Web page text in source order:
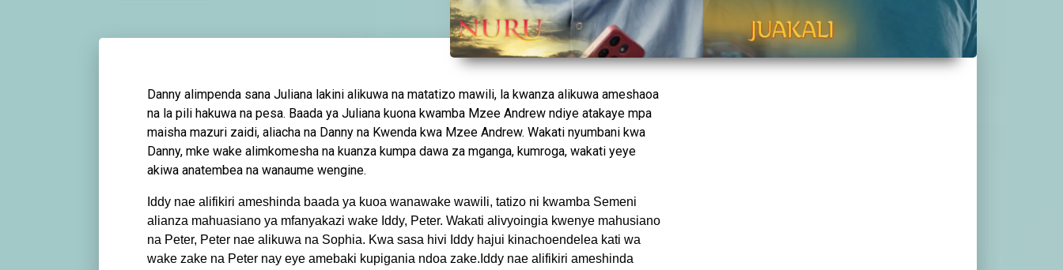
Danny alimpenda sana Juliana lakini alikuwa na matatizo mawili, la kwanza alikuwa ameshaoa
na la pili hakuwa na pesa. Baada ya Juliana kuona kwamba Mzee Andrew ndiye atakaye mpa
maisha mazuri zaidi, aliacha na Danny na Kwenda kwa Mzee Andrew. Wakati nyumbani kwa
Danny, mke wake alimkomesha na kuanza kumpa dawa za mganga, kumroga, wakati yeye
akiwa anatembea na wanaume wengine.
Iddy nae alifikiri ameshinda baada ya kuoa wanawake wawili, tatizo ni kwamba Semeni
alianza mahuasiano ya mfanyakazi wake Iddy, Peter. Wakati alivyoingia kwenye mahusiano
na Peter, Peter nae alikuwa na Sophia. Kwa sasa hivi Iddy hajui kinachoendelea kati wa
wake zake na Peter nay eye amebaki kupigania ndoa zake.Iddy nae alifikiri ameshinda